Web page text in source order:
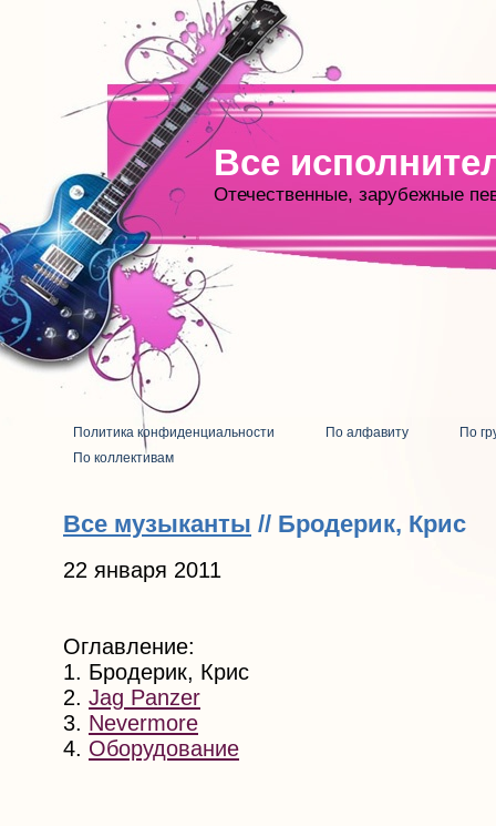
Все
Отечественные, зарубежные
Политика конфиденциальности По алфавиту
По
По коллективам
Все музыканты // Бродерик, Крис
22 января 2011
Оглавление:
1. Бродерик, Крис
2. Jag Panzer
3. Nevermore
4. Оборудование